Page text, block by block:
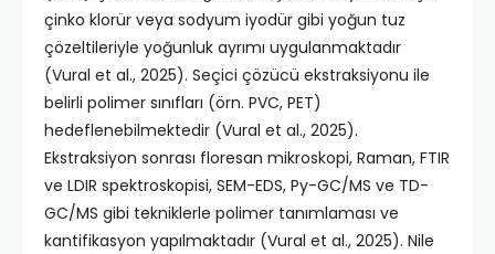
çinko klorür veya sodyum iyodür gibi yoğun tuz
çözeltileriyle yoğunluk ayrımı uygulanmaktadır
(Vural et al., 2025). Seçici çözücü ekstraksiyonu ile
belirli polimer sınıfları (örn. PVC, PET)
hedeflenebilmektedir (Vural et al., 2025).
Ekstraksiyon sonrası floresan mikroskopi, Raman, FTIR
ve LDIR spektroskopisi, SEM-EDS, Py-GC/MS ve TD-
GC/MS gibi tekniklerle polimer tanımlaması ve
kantifikasyon yapılmaktadır (Vural et al., 2025). Nile